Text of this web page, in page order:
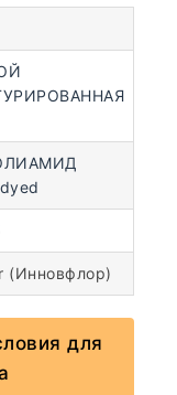
(Инновфлор)
для